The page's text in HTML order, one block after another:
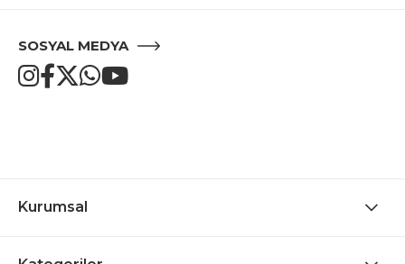
SOSYAL MEDYA
Kurumsal